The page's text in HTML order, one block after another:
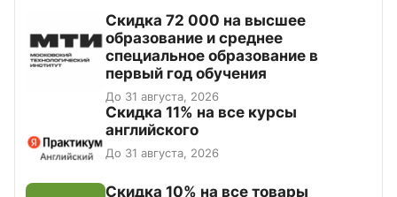
Скидка 72 000 на высшее
образование и среднее
специальное образование в
первый год обучения
До 31 августа, 2026
Скидка 11% на все курсы
английского
До 31 августа, 2026
Скидка 10% на все товары